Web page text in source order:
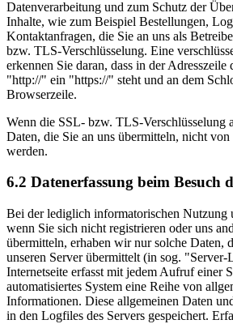
Datenverarbeitung und zum Schutz der
Inhalte, wie zum Beispiel Bestellungen,
Kontaktanfragen, die Sie an uns als
bzw. TLS-Verschlüsselung. Eine
erkennen Sie daran, dass in der Adresszeile
"http://" ein "https://" steht und an dem
Browserzeile.
Wenn die SSL- bzw. TLS-Verschlüsselung
Daten, die Sie an uns übermitteln, nicht
werden.
6.2 Datenerfassung beim Besuch
Bei der lediglich informatorischen Nutzung
wenn Sie sich nicht registrieren oder uns
übermitteln, erhaben wir nur solche Daten,
unseren Server übermittelt (in sog.
Internetseite erfasst mit jedem Aufruf einer
automatisiertes System eine Reihe von
Informationen. Diese allgemeinen Daten
in den Logfiles des Servers gespeichert.